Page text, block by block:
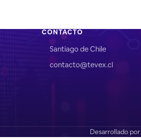
CONTACTO
Santiago de Chile
contacto@tevex.cl
Desarrollado por